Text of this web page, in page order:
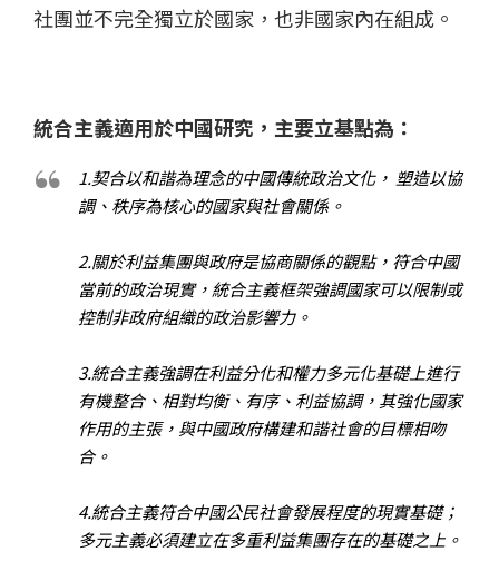
社團並不完全獨立於國家，也非國家內在組成。
統合主義適用於中國研究，主要立基點為：
1.契合以和諧為理念的中國傳統政治文化， 塑造以協
調、秩序為核心的國家與社會關係。
2.關於利益集團與政府是協商關係的觀點，符合中國
當前的政治現實，統合主義框架強調國家可以限制或
控制非政府組織的政治影響力。
3.統合主義強調在利益分化和權力多元化基礎上進行
有機整合、相對均衡、有序、利益協調，其強化國家
作用的主張，與中國政府構建和諧社會的目標相吻
合。
4.統合主義符合中國公民社會發展程度的現實基礎；
多元主義必須建立在多重利益集團存在的基礎之上。